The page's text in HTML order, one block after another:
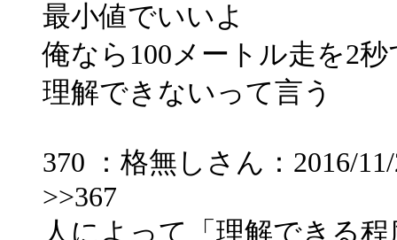
最小値でいいよ
俺なら100メートル走を2
理解できないって言う
370 ：格無しさん：2016/
>>367
人によって「理解できる